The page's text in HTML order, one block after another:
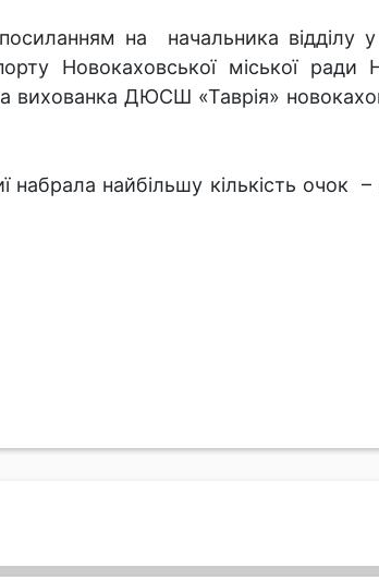
на начальника відділу у
Новокаховської міської ради
вихованка ДЮСШ «Таврія»
набрала найбільшу кількість очок